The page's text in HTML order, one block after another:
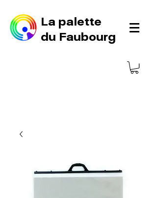
La palette
du Faubourg